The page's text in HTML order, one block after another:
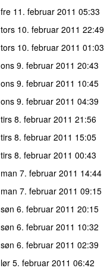
fre 11. februar 2011 05:33
tors 10. februar 2011 22:49
tors 10. februar 2011 01:03
ons 9. februar 2011 20:43
ons 9. februar 2011 10:45
ons 9. februar 2011 04:39
tirs 8. februar 2011 21:56
tirs 8. februar 2011 15:05
tirs 8. februar 2011 00:43
man 7. februar 2011 14:44
man 7. februar 2011 09:15
søn 6. februar 2011 20:15
søn 6. februar 2011 10:32
søn 6. februar 2011 02:39
lør 5. februar 2011 06:42